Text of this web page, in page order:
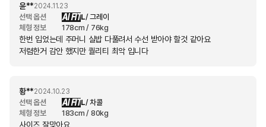
윤**2024.11.23
선택 옵션 AI FITL/ 그레이
체형 정보
178cm / 76kg
한번 입었는데 주머니 실밥 다풀려서 수선 받아야 할것 같아요
저렴한거 감안 했지만 퀄리티 최악 입니다
황**2024.10.23
선택 옵션 AI FITL/ 차콜
체형 정보
183cm / 80kg
사이즈 잘맞아요